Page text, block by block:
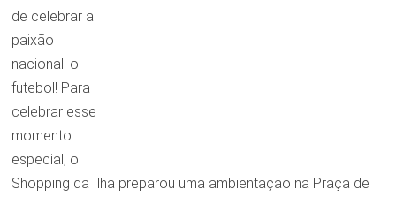
de celebrar a
paixão
nacional: o
futebol! Para
celebrar esse
momento
especial, o
Shopping da Ilha preparou uma ambientação na Praça de